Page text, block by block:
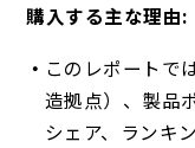
購入する主な理由:
このレポートで
造拠点）、製品
シェア、ランキ